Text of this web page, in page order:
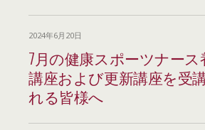
2024年6月20日
7月の健康スポーツナース
講座および更新講座を受
れる皆様へ